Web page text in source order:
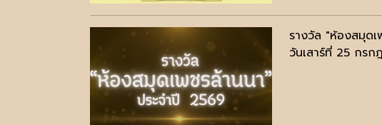
รางวัล "ห้องสมุด
วันเสาร์ที่ 25 กรก